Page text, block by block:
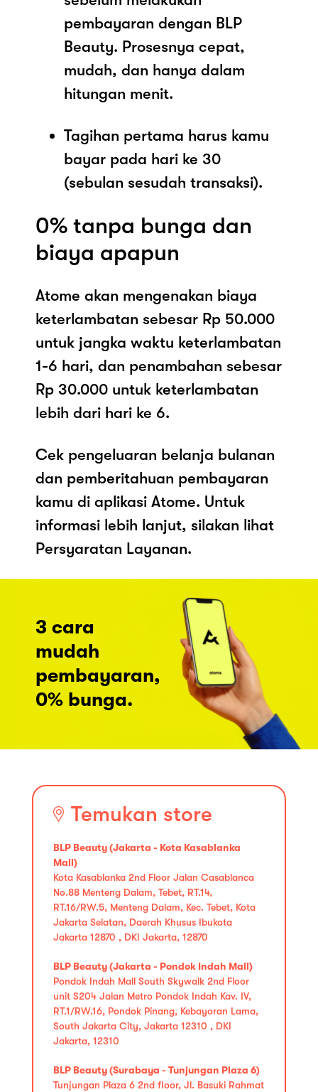
pembayaran dengan BLP
Beauty. Prosesnya cepat,
mudah, dan hanya dalam
hitungan menit.
Tagihan pertama harus kamu
bayar pada hari ke 30
(sebulan sesudah transaksi).
0% tanpa bunga dan
biaya apapun
Atome akan mengenakan biaya
keterlambatan sebesar Rp 50.000
untuk jangka waktu keterlambatan
1-6 hari, dan penambahan sebesar
Rp 30.000 untuk keterlambatan
lebih dari hari ke 6.
Cek pengeluaran belanja bulanan
dan pemberitahuan pembayaran
kamu di aplikasi Atome. Untuk
informasi lebih lanjut, silakan lihat
Persyaratan Layanan.
3 cara
mudah
pembayaran,
0% bunga.
Temukan store
BLP Beauty (Jakarta - Kota Kasablanka
Mall)
Kota Kasablanka 2nd Floor Jalan Casablanca
No.88 Menteng Dalam, Tebet, RT.14,
RT.16/RW.5, Menteng Dalam, Kec. Tebet, Kota
Jakarta Selatan, Daerah Khusus Ibukota
Jakarta 12870 , DKI Jakarta, 12870
BLP Beauty (Jakarta - Pondok Indah Mall)
Pondok Indah Mall South Skywalk 2nd Floor
unit S204 Jalan Metro Pondok Indah Kav. IV,
RT.1/RW.16, Pondok Pinang, Kebayoran Lama,
South Jakarta City, Jakarta 12310 , DKI
Jakarta, 12310
BLP Beauty (Surabaya - Tunjungan Plaza 6)
Tunjungan Plaza 6 2nd floor, Jl. Basuki Rahmat